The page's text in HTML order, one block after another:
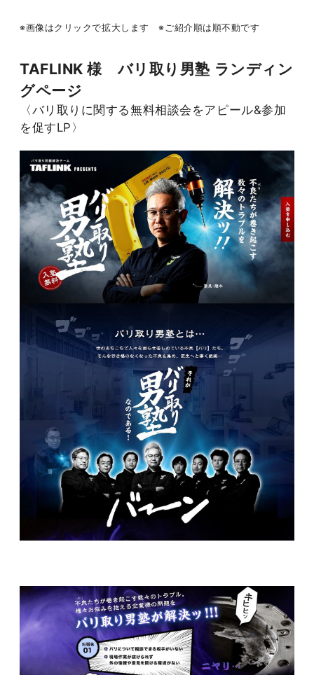
※画像はクリックで拡大します ※ご紹介順は順不動です
TAFLINK 様 バリ取り男塾 ランディン
グページ
〈バリ取りに関する無料相談会をアピール&参加
を促すLP〉